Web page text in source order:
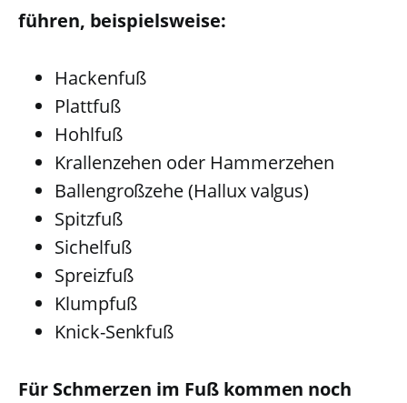
führen, beispielsweise:
Hackenfuß
Plattfuß
Hohlfuß
Krallenzehen oder Hammerzehen
Ballengroßzehe (Hallux valgus)
Spitzfuß
Sichelfuß
Spreizfuß
Klumpfuß
Knick-Senkfuß
Für Schmerzen im Fuß kommen noch